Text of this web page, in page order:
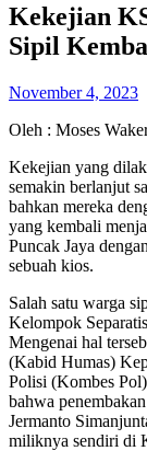
Kekejian
Sipil
November 4, 2023
Oleh : Moses
Kekejian yang
semakin berlanjut
bahkan mereka
yang kembali
Puncak Jaya
sebuah kios.
Salah satu warga
Kelompok
Mengenai hal
(Kabid Humas)
Polisi (Kombes
bahwa
Jermanto
miliknya sendiri di